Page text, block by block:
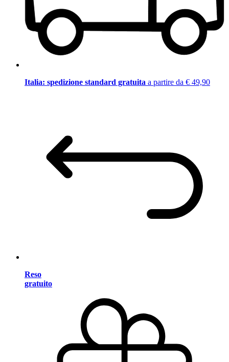
Italia: spedizione standard gratuita a partire da € 49,90
Reso
gratuito